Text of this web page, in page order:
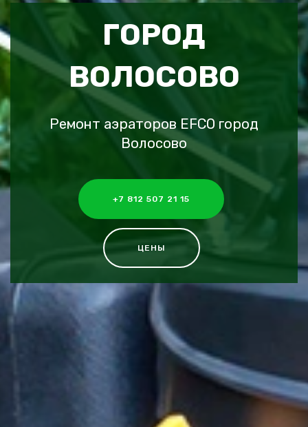
ГОРОД
ВОЛОСОВО
Ремонт аэраторов EFCO город
Волосово
+7 812 507 21 15
ЦЕНЫ